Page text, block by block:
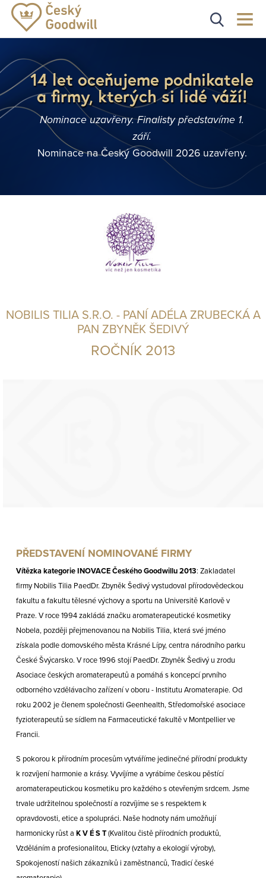
14 let oceňujeme podnikatele
a firmy, kterých si lidé váží!
Nominace uzavřeny. Finalisty představíme 1.
září.
Nominace na Český Goodwill 2026 uzavřeny.
NOBILIS TILIA S.R.O. - PANÍ ADÉLA ZRUBECKÁ A
PAN ZBYNĚK ŠEDIVÝ
ROČNÍK 2013
PŘEDSTAVENÍ NOMINOVANÉ FIRMY
Vítězka kategorie INOVACE Českého Goodwillu 2013: Zakladatel
firmy Nobilis Tilia PaedDr. Zbyněk Šedivý vystudoval přírodovědeckou
fakultu a fakultu tělesné výchovy a sportu na Universitě Karlově v
Praze. V roce 1994 zakládá značku aromaterapeutické kosmetiky
Nobela, později přejmenovanou na Nobilis Tilia, která své jméno
získala podle domovského města Krásné Lípy, centra národního parku
České Švýcarsko. V roce 1996 stojí PaedDr. Zbyněk Šedivý u zrodu
Asociace českých aromaterapeutů a pomáhá s koncepcí prvního
odborného vzdělávacího zařízení v oboru - Institutu Aromaterapie. Od
roku 2002 je členem společnosti Geenhealth, Středomořské asociace
fyzioterapeutů se sídlem na Farmaceutické fakultě v Montpellier ve
Francii.
S pokorou k přírodním procesům vytváříme jedinečné přírodní produkty
k rozvíjení harmonie a krásy. Vyvíjíme a vyrábíme českou pěstící
aromaterapeutickou kosmetiku pro každého s otevřeným srdcem. Jsme
trvale udržitelnou společností a rozvíjíme se s respektem k
opravdovosti, etice a spolupráci. Naše hodnoty nám umožňují
harmonicky růst a K V É S T(Kvalitou čistě přírodních produktů,
Vzděláním a profesionalitou, Eticky (vztahy a ekologií výroby),
Spokojeností našich zákazníků i zaměstnanců, Tradicí české